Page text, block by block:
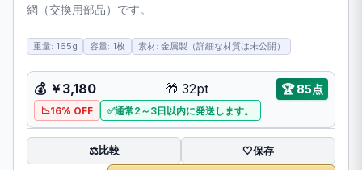
網（交換用部品）です。
重量: 165g 容量: 1枚 素材: 金属製（詳細な材質は未公開）
💰 ￥3,180 🎁 32pt 🏆 85点
16% OFF 通常2～3日以内に発送します。
⚖️比較 🤍保存